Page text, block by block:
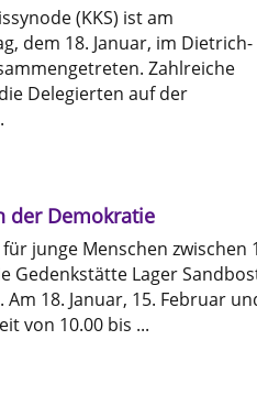
(KKS) ist am
dem 18. Januar, im Dietrich-
Zahlreiche
Delegierten auf der
der Demokratie
junge Menschen zwischen
Gedenkstätte Lager
18. Januar, 15. Februar
von 10.00 bis ...